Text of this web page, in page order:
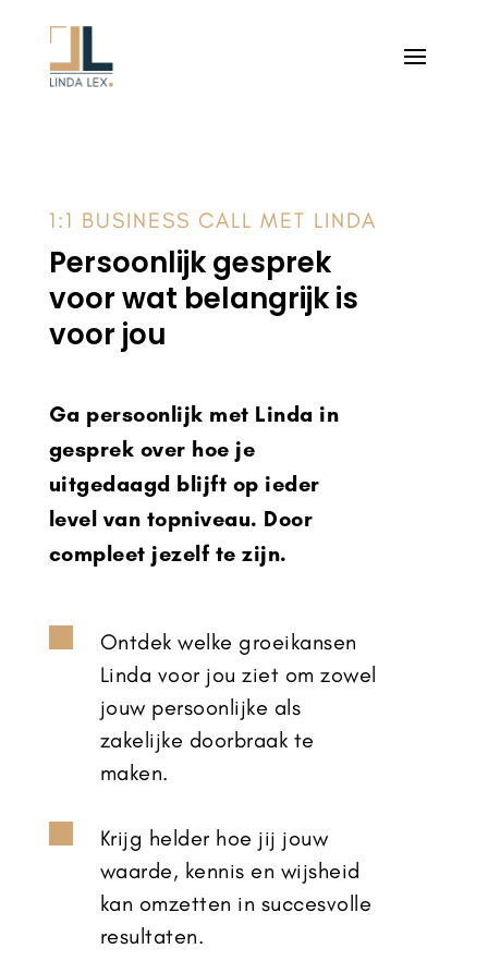
1:1 BUSINESS CALL MET LINDA
Persoonlijk gesprek
voor wat belangrijk is
voor jou
Ga persoonlijk met Linda in
gesprek over hoe je
uitgedaagd blijft op ieder
level van topniveau. Door
compleet jezelf te zijn.
Ontdek welke groeikansen
Linda voor jou ziet om zowel
jouw persoonlijke als
zakelijke doorbraak te
maken.
Krijg helder hoe jij jouw
waarde, kennis en wijsheid
kan omzetten in succesvolle
resultaten.